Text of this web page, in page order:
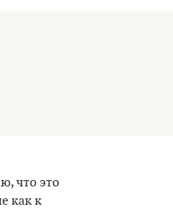
что это
как к